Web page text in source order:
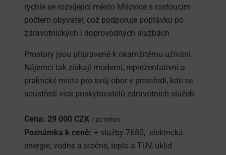
rychle se rozvíjející město Milovice s rostoucím
počtem obyvatel, což podporuje poptávku po
zdravotnických i doprovodných službách
Prostory jsou připravené k okamžitému užívání.
Nájemci tak získají moderní, reprezentativní a
praktické místo pro svůj obor v prostředí, kde se
soustředí více poskytovatelů zdravotních služeb.
Cena: 29 000 CZK / za měsíc
Poznámka k ceně: + služby 7680,- elektrická
energie, vodné a stočné, teplo a TUV, úklid